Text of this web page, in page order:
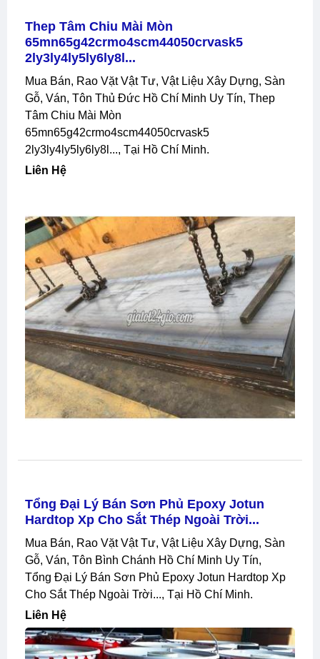
Thep Tâm Chiu Mài Mòn
65mn65g42crmo4scm44050crvask5
2ly3ly4ly5ly6ly8l...
Mua Bán, Rao Vặt Vật Tư, Vật Liệu Xây Dựng, Sàn
Gỗ, Ván, Tôn Thủ Đức Hồ Chí Minh Uy Tín, Thep
Tâm Chiu Mài Mòn
65mn65g42crmo4scm44050crvask5
2ly3ly4ly5ly6ly8l..., Tại Hồ Chí Minh.
Liên Hệ
Tổng Đại Lý Bán Sơn Phủ Epoxy Jotun
Hardtop Xp Cho Sắt Thép Ngoài Trời...
Mua Bán, Rao Vặt Vật Tư, Vật Liệu Xây Dựng, Sàn
Gỗ, Ván, Tôn Bình Chánh Hồ Chí Minh Uy Tín,
Tổng Đại Lý Bán Sơn Phủ Epoxy Jotun Hardtop Xp
Cho Sắt Thép Ngoài Trời..., Tại Hồ Chí Minh.
Liên Hệ